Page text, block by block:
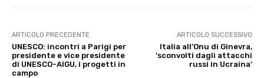
ARTICOLO PRECEDENTE
UNESCO: incontri a Parigi per
presidente e vice presidente
di UNESCO-AIGU, i progetti in
campo
ARTICOLO SUCCESSIVO
Italia all’Onu di Ginevra,
‘sconvolti dagli attacchi
russi in Ucraina’